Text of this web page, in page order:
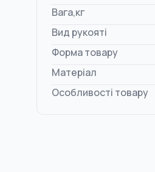
Вага,кг
Вид рукояті
Форма товару
Матеріал
Особливості товару